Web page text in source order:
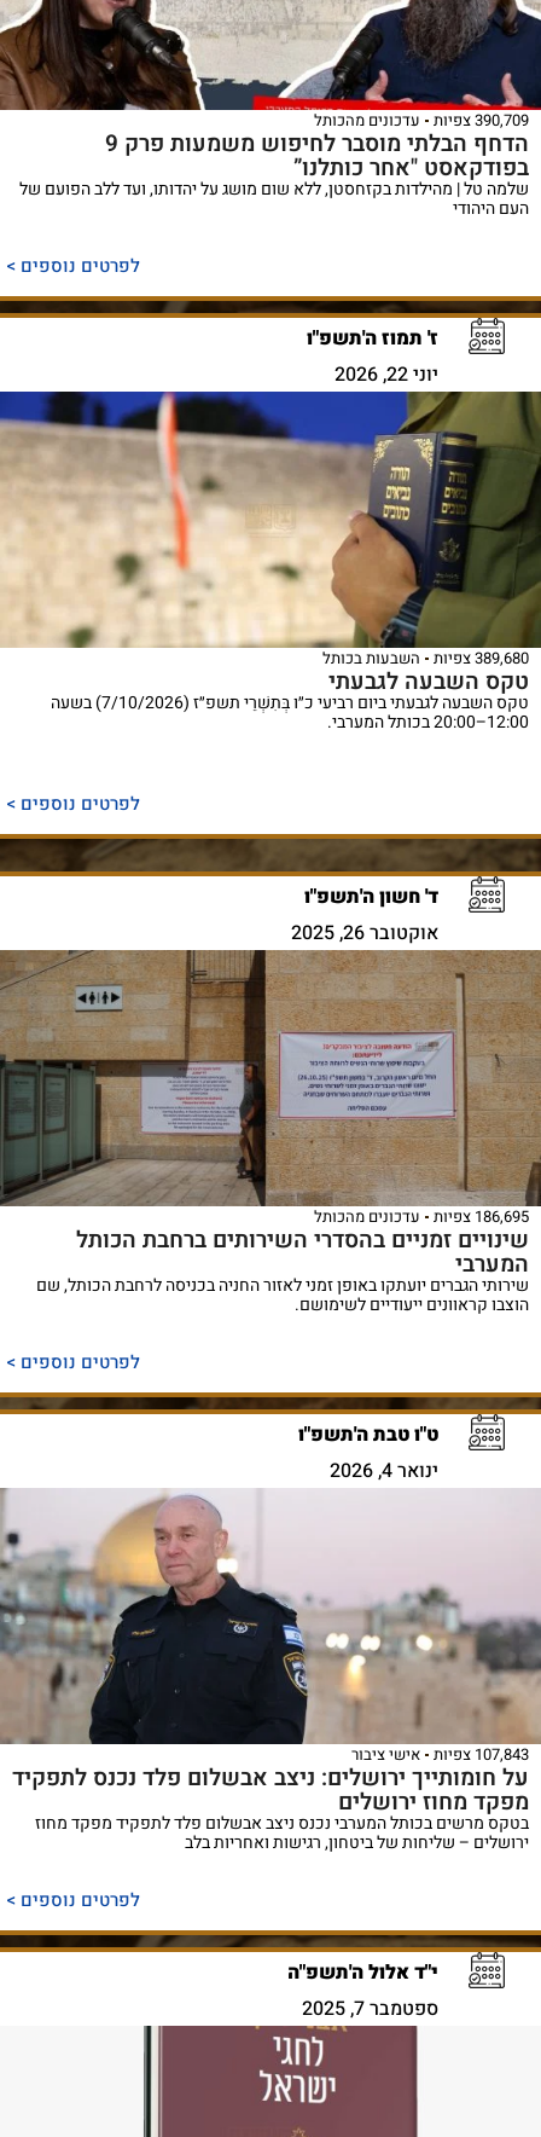
390,709 צפיות עדכונים מהכותל
הדחף הבלתי מוסבר לחיפוש משמעות פרק 9
בפודקאסט "אחר כותלנו”
שלמה טל | מהילדות בקזחסטן, ללא שום מושג על יהדותו, ועד ללב הפועם של
העם היהודי
לפרטים נוספים >
ז' תמוז ה'תשפ"ו
יוני 22, 2026
389,680 צפיות השבעות בכותל
טקס השבעה לגבעתי
טקס השבעה לגבעתי ביום רביעי כ״ו בְּתִשְׁרֵי תשפ״ז (7/10/2026) בשעה
12:00–20:00 בכותל המערבי.
לפרטים נוספים >
ד' חשון ה'תשפ"ו
אוקטובר 26, 2025
186,695 צפיות עדכונים מהכותל
שינויים זמניים בהסדרי השירותים ברחבת הכותל
המערבי
שירותי הגברים יועתקו באופן זמני לאזור החניה בכניסה לרחבת הכותל, שם
הוצבו קראוונים ייעודיים לשימושם.
לפרטים נוספים >
ט"ו טבת ה'תשפ"ו
ינואר 4, 2026
107,843 צפיות אישי ציבור
על חומותייך ירושלים: ניצב אבשלום פלד נכנס לתפקיד
מפקד מחוז ירושלים
בטקס מרשים בכותל המערבי נכנס ניצב אבשלום פלד לתפקיד מפקד מחוז
ירושלים – שליחות של ביטחון, רגישות ואחריות בלב
לפרטים נוספים >
י"ד אלול ה'תשפ"ה
ספטמבר 7, 2025